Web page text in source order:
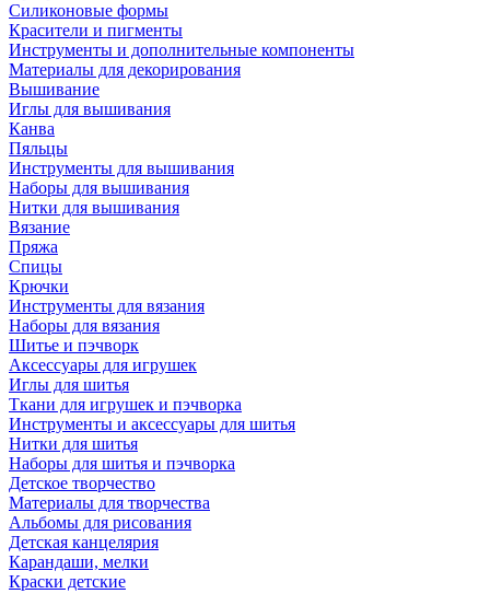
Силиконовые формы
Красители и пигменты
Инструменты и дополнительные компоненты
Материалы для декорирования
Вышивание
Иглы для вышивания
Канва
Пяльцы
Инструменты для вышивания
Наборы для вышивания
Нитки для вышивания
Вязание
Пряжа
Спицы
Крючки
Инструменты для вязания
Наборы для вязания
Шитье и пэчворк
Аксессуары для игрушек
Иглы для шитья
Ткани для игрушек и пэчворка
Инструменты и аксессуары для шитья
Нитки для шитья
Наборы для шитья и пэчворка
Детское творчество
Материалы для творчества
Альбомы для рисования
Детская канцелярия
Карандаши, мелки
Краски детские